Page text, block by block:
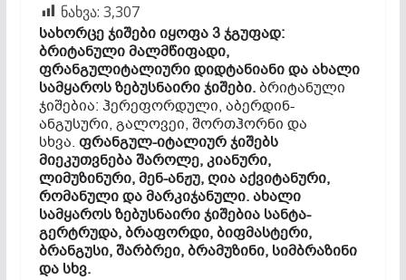
ნახვა: 3,307
სახორცე ჯიშები იყოფა 3 ჯგუფად:
ბრიტანულიმალმწიფადი,
ფრანგულიტალიურიდიდტანიანი და ახალი
სამყაროსზებუსნაირიჯიშები.ბრიტანული
ჯიშებია: ჰერეფორდული, აბერდინ-
ანგუსური, გალოვეი, შორთჰორნი და
სხვა. ფრანგულ-იტალიურჯიშებს
მიეკუთვნებაშაროლე,კიანური,
ლიმუზინური,მენ-ანჟუ, ღიააქვიტანური,
რომანული დამარკიჯანული.ახალი
სამყაროსზებუსნაირიჯიშებია სანტა-
გერტრუდა,ბრაფორდი,ბიფმასტერი,
ბრანგუსი,შარბრეი,ბრამუზინი, სიმბრაზინი
და სხვ.